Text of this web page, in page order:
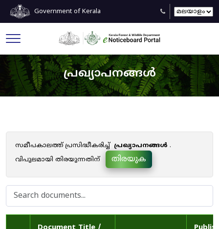
Government of Kerala
പ്രഖ്യാപനങ്ങൾ
സമീപകാലത്ത് പ്രസിദ്ധീകരിച്ച് പ്രഖ്യാപനങ്ങൾ .
വിപുലമായി തിരയുന്നതിന്
തിരയുക